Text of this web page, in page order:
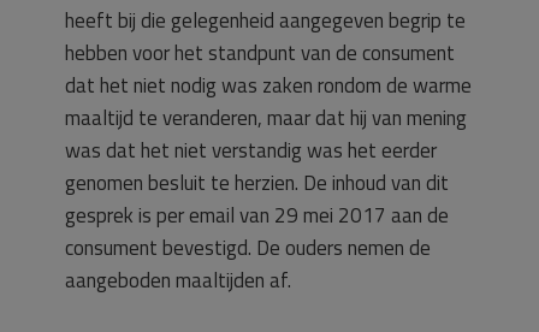
heeft bij die gelegenheid aangegeven begrip te
hebben voor het standpunt van de consument
dat het niet nodig was zaken rondom de warme
maaltijd te veranderen, maar dat hij van mening
was dat het niet verstandig was het eerder
genomen besluit te herzien. De inhoud van dit
gesprek is per email van 29 mei 2017 aan de
consument bevestigd. De ouders nemen de
aangeboden maaltijden af.